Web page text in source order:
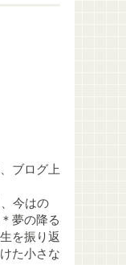
ブログ上
今はの
夢の降る
を振り返
た小さな